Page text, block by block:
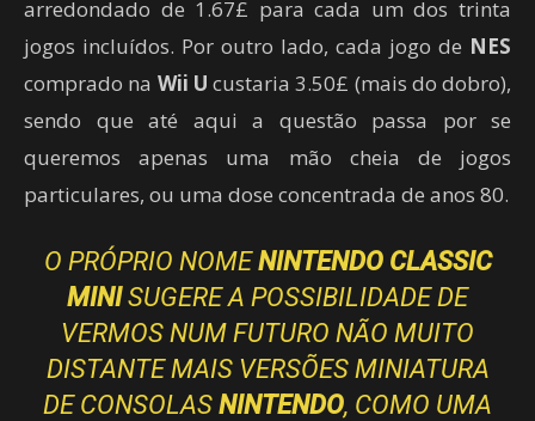
arredondado de 1.67£ para cada um dos trinta
jogos incluídos. Por outro lado, cada jogo de NES
comprado na Wii U custaria 3.50£ (mais do dobro),
sendo que até aqui a questão passa por se
queremos apenas uma mão cheia de jogos
particulares, ou uma dose concentrada de anos 80.
O PRÓPRIO NOMENINTENDO CLASSIC
MINISUGERE A POSSIBILIDADE DE
VERMOS NUM FUTURO NÃO MUITO
DISTANTE MAIS VERSÕES MINIATURA
DE CONSOLAS NINTENDO, COMO UMA